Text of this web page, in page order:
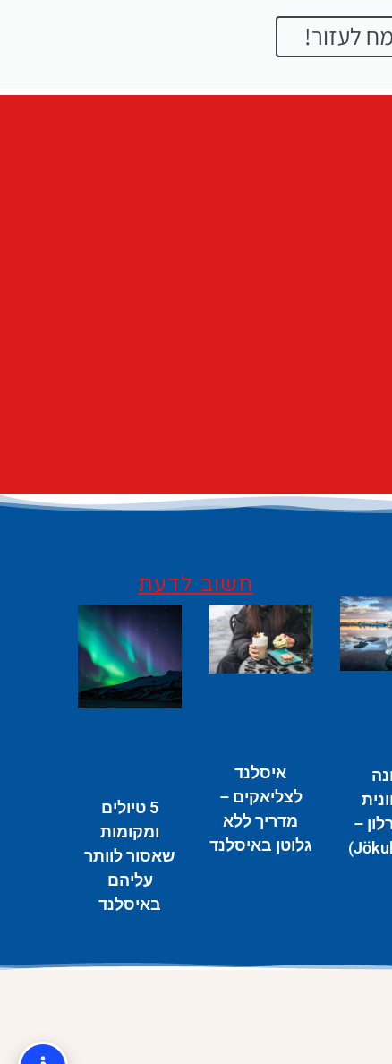
לעזור!
–
חשוב לדעת
איסלנד
לצליאקים –
מדריך ללא
גלוטן באיסלנד
5 טיולים
ומקומות
שאסור לוותר
עליהם
באיסלנד